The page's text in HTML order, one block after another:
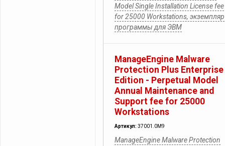
Model Single Installation License fee
for 25000 Workstations, экземпляр
программы для ЭВМ
ManageEngine Malware
Protection Plus Enterprise
Edition - Perpetual Model
Annual Maintenance and
Support fee for 25000
Workstations
Артикул: 37001.0M9
ManageEngine Malware Protection